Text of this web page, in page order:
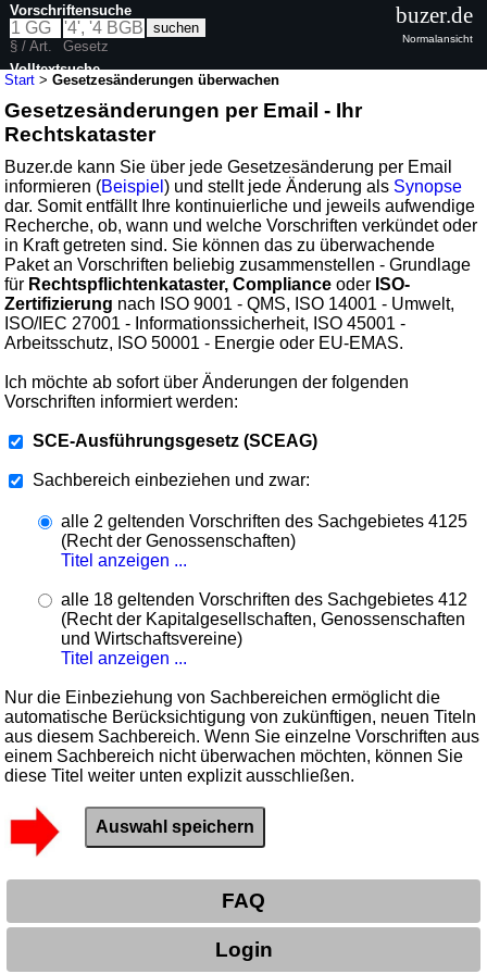
Start >Gesetzesänderungen überwachen
Gesetzesänderungen per Email - Ihr
Rechtskataster
Buzer.de kann Sie über jede Gesetzesänderung per Email
informieren (Beispiel) und stellt jede Änderung als Synopse
dar. Somit entfällt Ihre kontinuierliche und jeweils aufwendige
Recherche, ob, wann und welche Vorschriften verkündet oder
in Kraft getreten sind. Sie können das zu überwachende
Paket an Vorschriften beliebig zusammenstellen - Grundlage
für Rechtspflichtenkataster, Compliance oder ISO-
Zertifizierung nach ISO 9001 - QMS, ISO 14001 - Umwelt,
ISO/IEC 27001 - Informationssicherheit, ISO 45001 -
Arbeitsschutz, ISO 50001 - Energie oder EU-EMAS.
Ich möchte ab sofort über Änderungen der folgenden
Vorschriften informiert werden:
SCE-Ausführungsgesetz (SCEAG)
Sachbereich einbeziehen und zwar:
alle 2 geltenden Vorschriften des Sachgebietes 4125
(Recht der Genossenschaften)
Titel anzeigen ...
alle 18 geltenden Vorschriften des Sachgebietes 412
(Recht der Kapitalgesellschaften, Genossenschaften
und Wirtschaftsvereine)
Titel anzeigen ...
Nur die Einbeziehung von Sachbereichen ermöglicht die
automatische Berücksichtigung von zukünftigen, neuen Titeln
aus diesem Sachbereich. Wenn Sie einzelne Vorschriften aus
einem Sachbereich nicht überwachen möchten, können Sie
diese Titel weiter unten explizit ausschließen.
FAQ
Login
Vorschriftensuche
§ / Art.
Gesetz
Volltextsuche
buzer.de
Normalansicht